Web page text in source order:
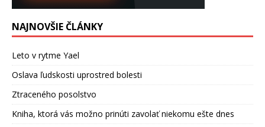
NAJNOVŠIE ČLÁNKY
Leto v rytme Yael
Oslava ľudskosti uprostred bolesti
Ztraceného posolstvo
Kniha, ktorá vás možno prinúti zavolať niekomu ešte dnes